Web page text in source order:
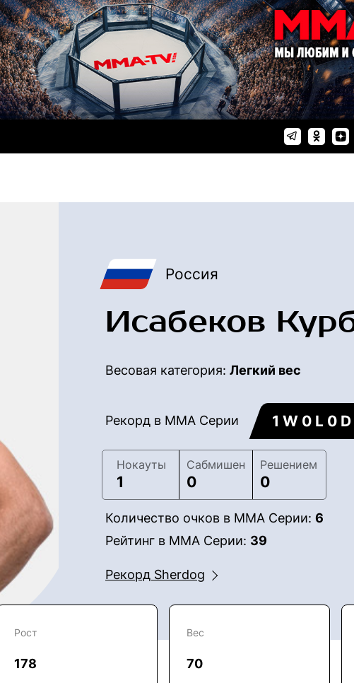
Россия
Исабеков
Весовая категория: Легкий вес
Рекорд в ММА Серии 1 W 0 L 0 D
Нокауты
1
Сабмишен
0
Решением
0
Количество очков в ММА Серии: 6
Рейтинг в ММА Серии: 39
Рекорд Sherdog
Рост
178
Вес
70